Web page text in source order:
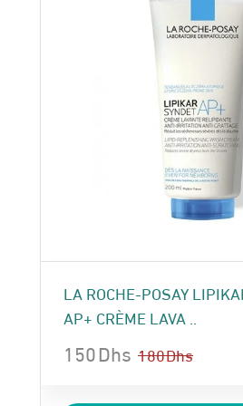
LA ROCHE-POSAY
AP+ CRÈME LAVA ..
180Dhs
150Dhs